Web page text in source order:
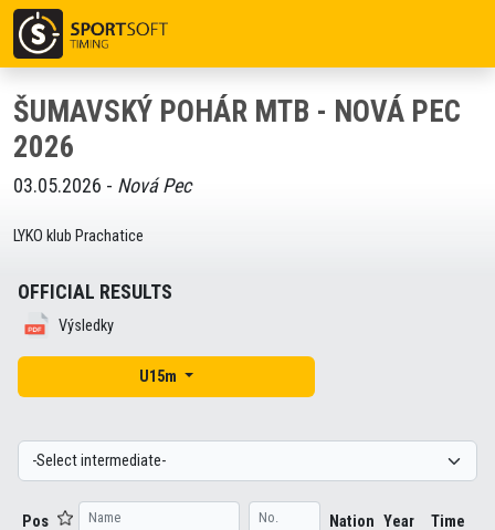
ŠUMAVSKÝ POHÁR MTB - NOVÁ PEC
2026
03.05.2026 - Nová Pec
LYKO klub Prachatice
OFFICIAL RESULTS
Výsledky
U15m
Pos Nation Year Time